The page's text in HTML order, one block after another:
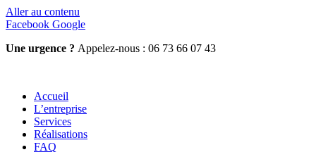
Aller au contenu
Facebook Google
Une urgence ? Appelez-nous : 06 73 66 07 43
Accueil
L’entreprise
Services
Réalisations
FAQ